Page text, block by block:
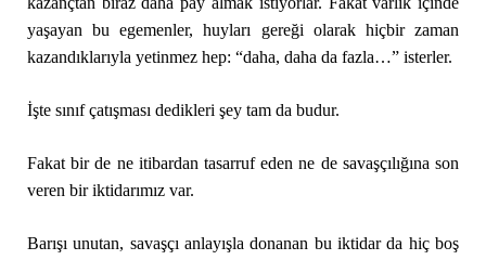
yaşayan bu egemenler, huyları gereği olarak hiçbir zaman
kazandıklarıyla yetinmez hep: “daha, daha da fazla…” isterler.
İşte sınıf çatışması dedikleri şey tam da budur.
Fakat bir de ne itibardan tasarruf eden ne de savaşçılığına son
veren bir iktidarımız var.
Barışı unutan, savaşçı anlayışla donanan bu iktidar da hiç boş